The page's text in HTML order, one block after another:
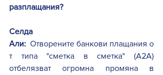
разплащания?
Селда
Али: Отворените банкови плащания о
т типа "сметка в сметка" (A2A)
отбелязват огромна промяна в